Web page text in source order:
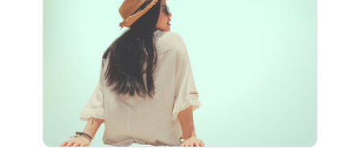
Jugar
675 seguidores